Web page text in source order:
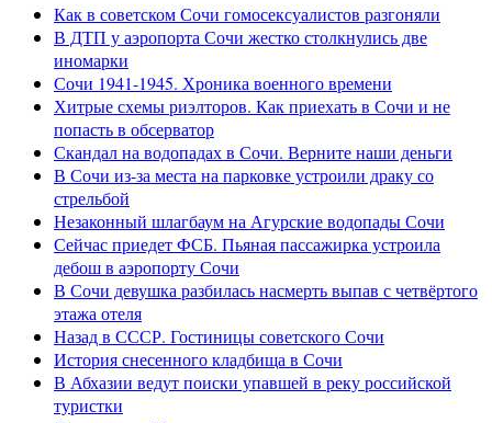
Как в советском Сочи гомосексуалистов разгоняли
В ДТП у аэропорта Сочи жестко столкнулись две
иномарки
Сочи 1941-1945. Хроника военного времени
Хитрые схемы риэлторов. Как приехать в Сочи и не
попасть в обсерватор
Скандал на водопадах в Сочи. Верните наши деньги
В Сочи из-за места на парковке устроили драку со
стрельбой
Незаконный шлагбаум на Агурские водопады Сочи
Сейчас приедет ФСБ. Пьяная пассажирка устроила
дебош в аэропорту Сочи
В Сочи девушка разбилась насмерть выпав с четвёртого
этажа отеля
Назад в СССР. Гостиницы советского Сочи
История снесенного кладбища в Сочи
В Абхазии ведут поиски упавшей в реку российской
туристки